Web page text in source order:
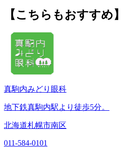
【こちらもおすすめ】
真駒内みどり眼科
地下鉄真駒内駅より徒歩5分。
北海道札幌市南区
011-584-0101